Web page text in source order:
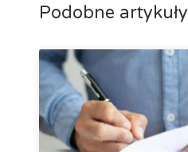
Podobne artykuły